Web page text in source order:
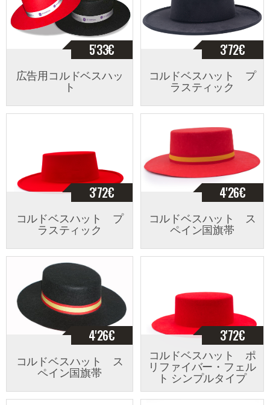
5'33€
広告用コルドベスハッ
ト
3'72€
コルドベスハット プ
ラスティック
3'72€
コルドベスハット プ
ラスティック
4'26€
コルドベスハット ス
ペイン国旗帯
4'26€
コルドベスハット ス
ペイン国旗帯
3'72€
コルドベスハット ポ
リファイバー・フェル
ト シンプルタイプ